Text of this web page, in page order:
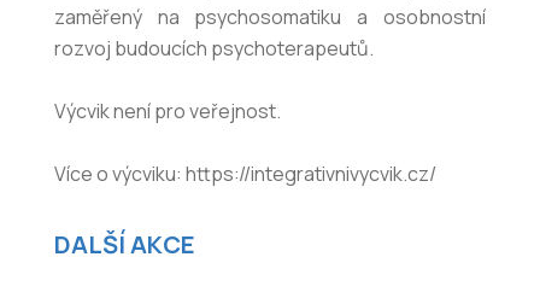
zaměřený na psychosomatiku a osobnostní
rozvoj budoucích psychoterapeutů.
Výcvik není pro veřejnost.
Více o výcviku: https://integrativnivycvik.cz/
DALŠÍ AKCE